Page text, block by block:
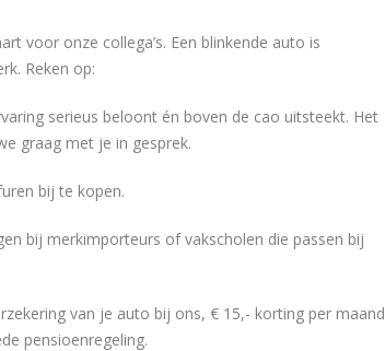
voor onze collega’s. Een blinkende auto is
Reken op:
serieus beloont én boven de cao uitsteekt. Het
graag met je in gesprek.
bij te kopen.
bij merkimporteurs of vakscholen die passen bij
van je auto bij ons, € 15,- korting per maand
pensioenregeling.